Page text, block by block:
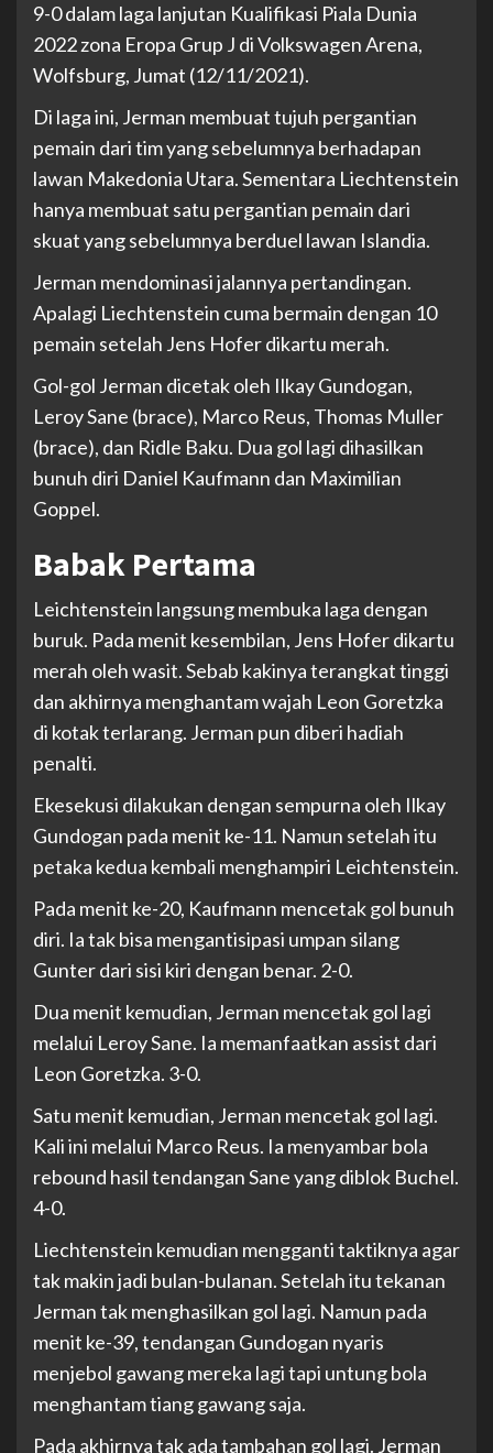
9-0 dalam laga lanjutan Kualifikasi Piala Dunia
2022 zona Eropa Grup J di Volkswagen Arena,
Wolfsburg, Jumat (12/11/2021).
Di laga ini, Jerman membuat tujuh pergantian
pemain dari tim yang sebelumnya berhadapan
lawan Makedonia Utara. Sementara Liechtenstein
hanya membuat satu pergantian pemain dari
skuat yang sebelumnya berduel lawan Islandia.
Jerman mendominasi jalannya pertandingan.
Apalagi Liechtenstein cuma bermain dengan 10
pemain setelah Jens Hofer dikartu merah.
Gol-gol Jerman dicetak oleh Ilkay Gundogan,
Leroy Sane (brace), Marco Reus, Thomas Muller
(brace), dan Ridle Baku. Dua gol lagi dihasilkan
bunuh diri Daniel Kaufmann dan Maximilian
Goppel.
Babak Pertama
Leichtenstein langsung membuka laga dengan
buruk. Pada menit kesembilan, Jens Hofer dikartu
merah oleh wasit. Sebab kakinya terangkat tinggi
dan akhirnya menghantam wajah Leon Goretzka
di kotak terlarang. Jerman pun diberi hadiah
penalti.
Ekesekusi dilakukan dengan sempurna oleh Ilkay
Gundogan pada menit ke-11. Namun setelah itu
petaka kedua kembali menghampiri Leichtenstein.
Pada menit ke-20, Kaufmann mencetak gol bunuh
diri. Ia tak bisa mengantisipasi umpan silang
Gunter dari sisi kiri dengan benar. 2-0.
Dua menit kemudian, Jerman mencetak gol lagi
melalui Leroy Sane. Ia memanfaatkan assist dari
Leon Goretzka. 3-0.
Satu menit kemudian, Jerman mencetak gol lagi.
Kali ini melalui Marco Reus. Ia menyambar bola
rebound hasil tendangan Sane yang diblok Buchel.
4-0.
Liechtenstein kemudian mengganti taktiknya agar
tak makin jadi bulan-bulanan. Setelah itu tekanan
Jerman tak menghasilkan gol lagi. Namun pada
menit ke-39, tendangan Gundogan nyaris
menjebol gawang mereka lagi tapi untung bola
menghantam tiang gawang saja.
Pada akhirnya tak ada tambahan gol lagi. Jerman